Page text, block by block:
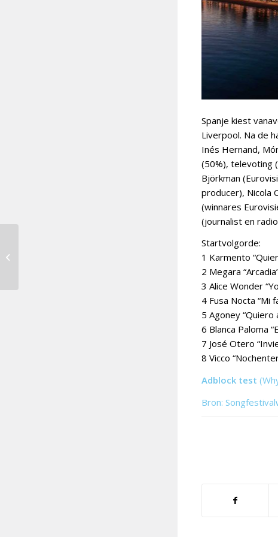
Spanje kiest
Liverpool. Na de
Inés Hernand,
(50%), televoting
Björkman
producer), Nicola
(winnares
(journalist en
Startvolgorde:
1 Karmento
2 Megara
3 Alice Wonder
4 Fusa Nocta “Mi
5 Agoney “Quiero
6 Blanca Paloma
7 José Otero
8 Vicco
Adblock test
Bron: